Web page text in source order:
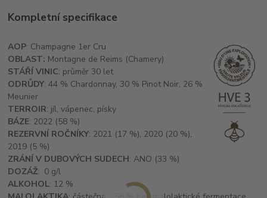
Kompletní specifikace
AOP: Champagne 1er Cru
OBLAST: Montagne de Reims (Chamery)
STÁŘÍ VINIC: průměr 30 let
ODRŮDY: 44 % Chardonnay, 30 % Pinot Noir, 26 %
Meunier
TERROIR: jíl, vápenec, písky
BÁZE: 2022 (58 %)
REZERVNÍ ROČNÍKY: 2021 (17 %), 2020 (20 %),
2019 (5 %)
ZRÁNÍ V DUBOVÝCH SUDECH: ANO (33 %)
DOZÁŽ: 0 g/l
ALKOHOL: 12 %